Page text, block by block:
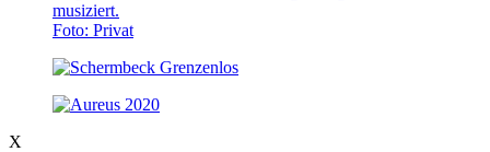
Foto: Privat
X